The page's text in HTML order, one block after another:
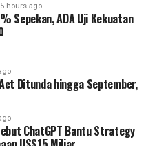
5 hours ago
Sepekan, ADA Uji Kekuatan
Ditunda hingga September,
ChatGPT Bantu Strategy